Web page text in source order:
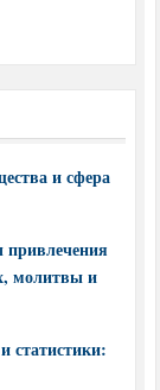
и сфера
привлечения
молитвы и
статистики: